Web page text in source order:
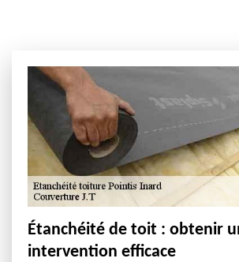
Étanchéité de toit : obtenir
intervention efficace